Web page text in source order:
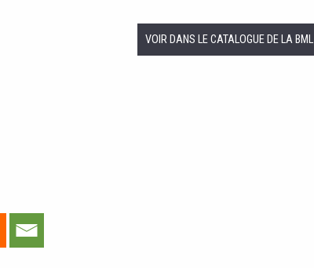
VOIR DANS LE CATALOGUE DE LA BML